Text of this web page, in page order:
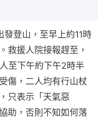
登山，至早上約11時
救援人院接報趕至，
至下午約下午2時半
傷，二人均有行山杖
只表示「天氣惡
助，否則不知如何落